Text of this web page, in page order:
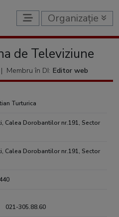
Organizație
de Televiziune
| Membru în DI: Editor web
Turturica
Calea Dorobantilor nr.191, Sector
Calea Dorobantilor nr.191, Sector
021-305.88.60